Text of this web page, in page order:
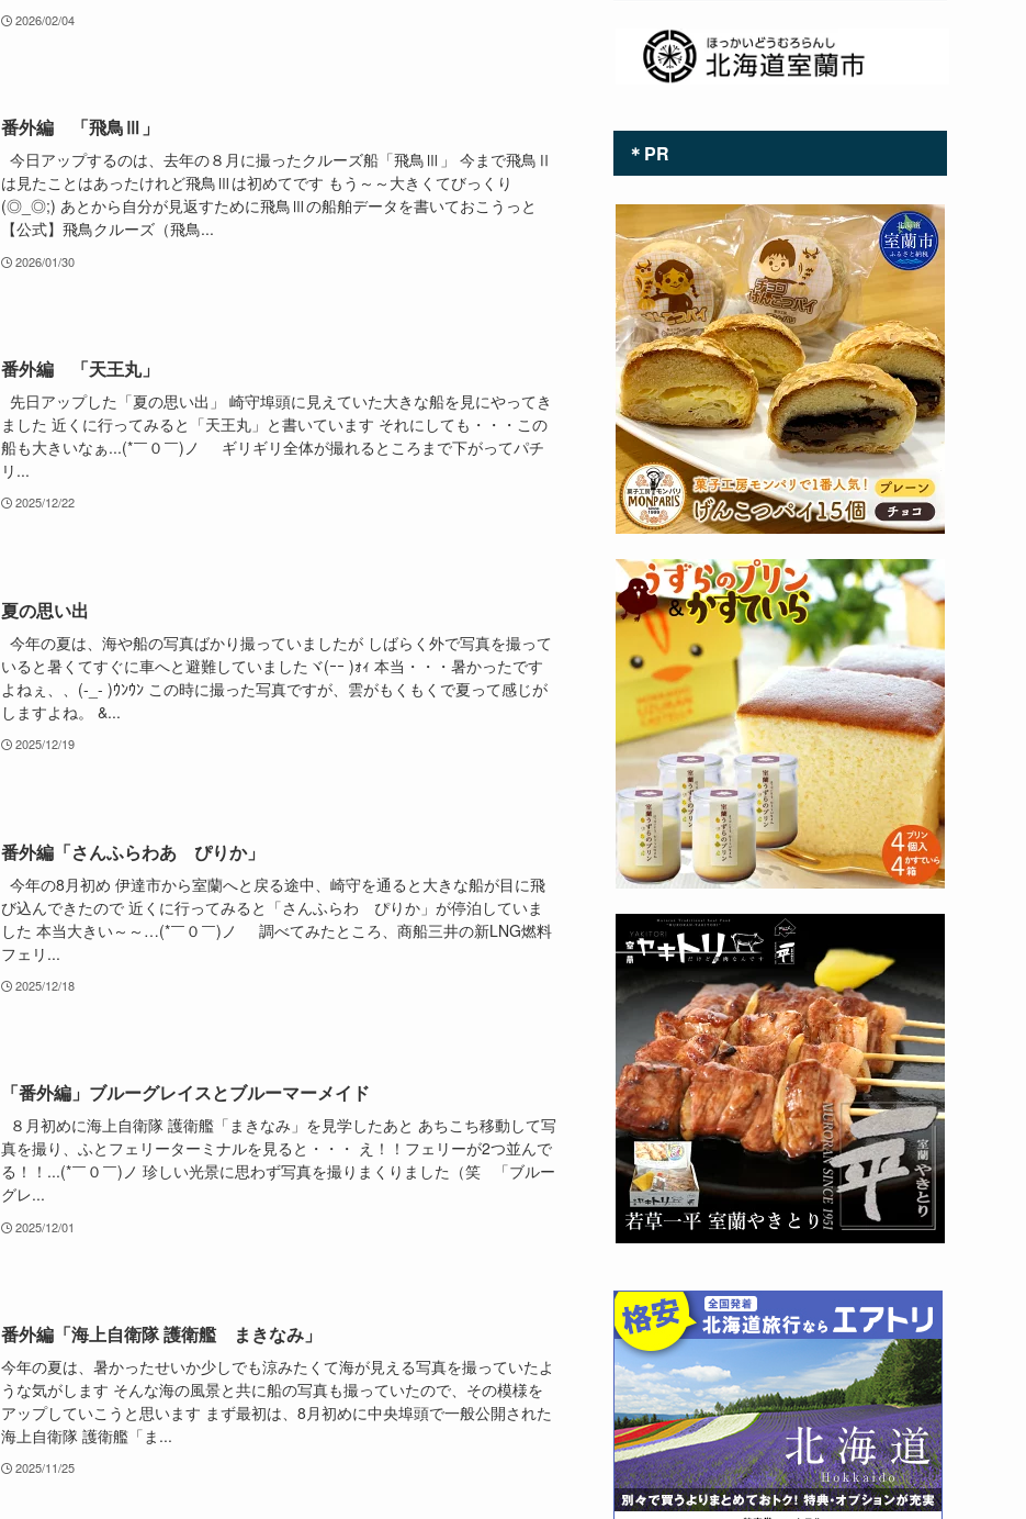
2026/02/04
番外編 「飛鳥Ⅲ」
今日アップするのは、去年の８月に撮ったクルーズ船「飛鳥Ⅲ」 今まで飛鳥Ⅱ
は見たことはあったけれど飛鳥Ⅲは初めてです もう～～大きくてびっくり
(◎_◎;) あとから自分が見返すために飛鳥Ⅲの船舶データを書いておこうっと
【公式】飛鳥クルーズ（飛鳥...
2026/01/30
番外編 「天王丸」
先日アップした「夏の思い出」 崎守埠頭に見えていた大きな船を見にやってき
ました 近くに行ってみると「天王丸」と書いています それにしても・・・この
船も大きいなぁ...(*￣０￣)ノ ギリギリ全体が撮れるところまで下がってパチ
リ...
2025/12/22
夏の思い出
今年の夏は、海や船の写真ばかり撮っていましたが しばらく外で写真を撮って
いると暑くてすぐに車へと避難していましたヾ(ｰｰ )ｫｨ 本当・・・暑かったです
よねぇ、、(-_- )ｳﾝｳﾝ この時に撮った写真ですが、雲がもくもくで夏って感じが
しますよね。 &...
2025/12/19
番外編「さんふらわあ ぴりか」
今年の8月初め 伊達市から室蘭へと戻る途中、崎守を通ると大きな船が目に飛
び込んできたので 近くに行ってみると「さんふらわ ぴりか」が停泊していま
した 本当大きい～～…(*￣０￣)ノ 調べてみたところ、商船三井の新LNG燃料
フェリ...
2025/12/18
「番外編」ブルーグレイスとブルーマーメイド
８月初めに海上自衛隊 護衛艦「まきなみ」を見学したあと あちこち移動して写
真を撮り、ふとフェリーターミナルを見ると・・・ え！！フェリーが2つ並んで
る！！...(*￣０￣)ノ 珍しい光景に思わず写真を撮りまくりました（笑 「ブルー
グレ...
2025/12/01
番外編「海上自衛隊 護衛艦 まきなみ」
今年の夏は、暑かったせいか少しでも涼みたくて海が見える写真を撮っていたよ
うな気がします そんな海の風景と共に船の写真も撮っていたので、その模様を
アップしていこうと思います まず最初は、8月初めに中央埠頭で一般公開された
海上自衛隊 護衛艦「ま...
2025/11/25
＊PR